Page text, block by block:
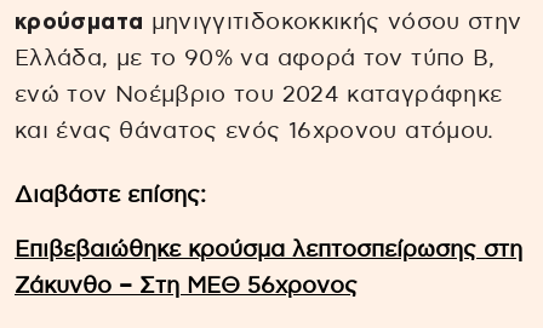
κρούσματα μηνιγγιτιδοκοκκικής νόσου στην
Ελλάδα, με το 90% να αφορά τον τύπο Β,
ενώ τον Νοέμβριο του 2024 καταγράφηκε
και ένας θάνατος ενός 16χρονου ατόμου.
Διαβάστε επίσης:
Επιβεβαιώθηκε κρούσμα λεπτοσπείρωσης στη
Ζάκυνθο – Στη ΜΕΘ 56χρονος